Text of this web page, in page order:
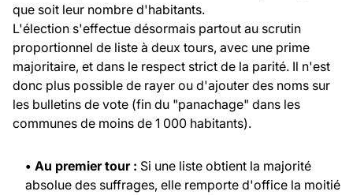
que soit leur nombre d'habitants.
L'élection s'effectue désormais partout au scrutin
proportionnel de liste à deux tours, avec une prime
majoritaire, et dans le respect strict de la parité. Il n'est
donc plus possible de rayer ou d'ajouter des noms sur
les bulletins de vote (fin du "panachage" dans les
communes de moins de 1 000 habitants).
• Au premier tour : Si une liste obtient la majorité
absolue des suffrages, elle remporte d'office la moitié